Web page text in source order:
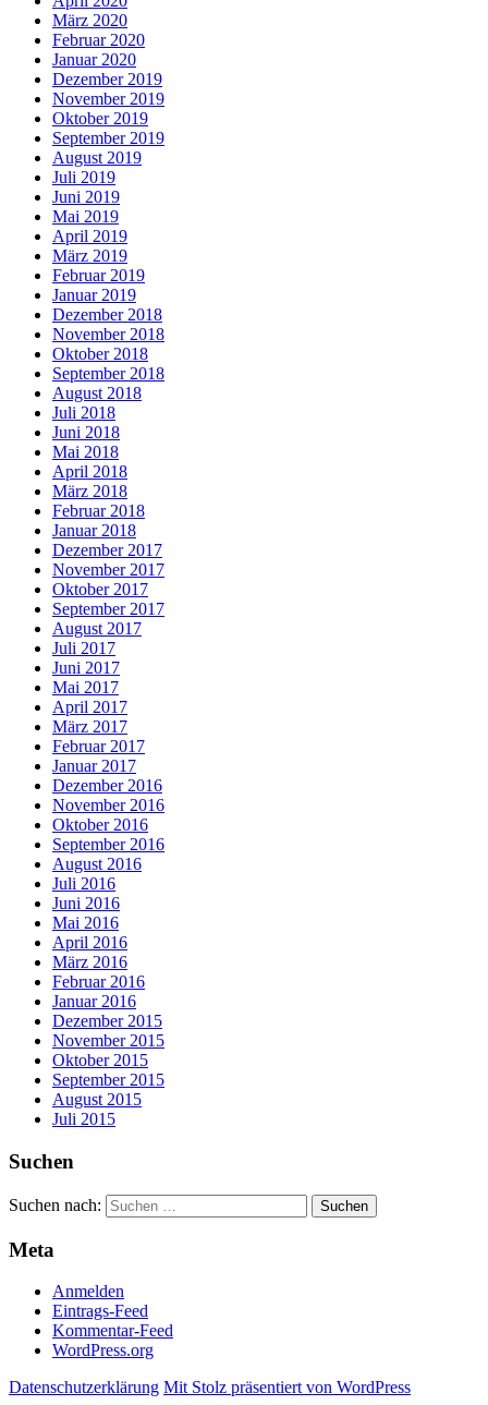
März 2020
Februar 2020
Januar 2020
Dezember 2019
November 2019
Oktober 2019
September 2019
August 2019
Juli 2019
Juni 2019
Mai 2019
April 2019
März 2019
Februar 2019
Januar 2019
Dezember 2018
November 2018
Oktober 2018
September 2018
August 2018
Juli 2018
Juni 2018
Mai 2018
April 2018
März 2018
Februar 2018
Januar 2018
Dezember 2017
November 2017
Oktober 2017
September 2017
August 2017
Juli 2017
Juni 2017
Mai 2017
April 2017
März 2017
Februar 2017
Januar 2017
Dezember 2016
November 2016
Oktober 2016
September 2016
August 2016
Juli 2016
Juni 2016
Mai 2016
April 2016
März 2016
Februar 2016
Januar 2016
Dezember 2015
November 2015
Oktober 2015
September 2015
August 2015
Juli 2015
Suchen
Suchen nach:
Meta
Anmelden
Eintrags-Feed
Kommentar-Feed
WordPress.org
Datenschutzerklärung Mit Stolz präsentiert von WordPress